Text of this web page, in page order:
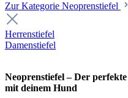
Zur Kategorie Neoprenstiefel
Herrenstiefel
Damenstiefel
Neoprenstiefel – Der
mit deinem Hund